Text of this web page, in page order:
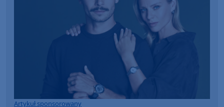
Artykuł sponsorowany